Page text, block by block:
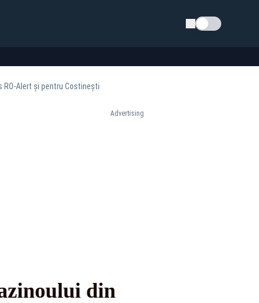
Schimba tema
RO-Alert și pentru Costinești
Advertising
din